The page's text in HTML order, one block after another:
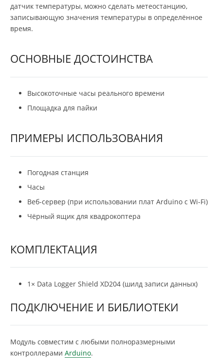
датчик температуры, можно сделать метеостанцию,
записывающую значения температуры в определённое
время.
ОСНОВНЫЕ ДОСТОИНСТВА
Высокоточные часы реального времени
Площадка для пайки
ПРИМЕРЫ ИСПОЛЬЗОВАНИЯ
Погодная станция
Часы
Веб-сервер (при использовании плат Arduino с Wi-Fi)
Чёрный ящик для квадрокоптера
КОМПЛЕКТАЦИЯ
1× Data Logger Shield XD204 (шилд записи данных)
ПОДКЛЮЧЕНИЕ И БИБЛИОТЕКИ
Модуль совместим с любыми полноразмерными
контроллерами Arduino.